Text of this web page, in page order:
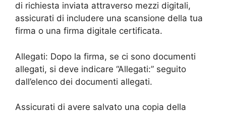
di richiesta inviata attraverso mezzi digitali,
assicurati di includere una scansione della tua
firma o una firma digitale certificata.
Allegati: Dopo la firma, se ci sono documenti
allegati, si deve indicare “Allegati:” seguito
dall’elenco dei documenti allegati.
Assicurati di avere salvato una copia della